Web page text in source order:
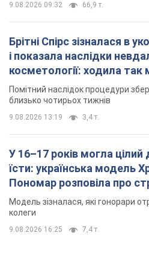
9.08.2026 09:32 66,9 т.
Брітні Спірс зізналася в
і показала наслідки
косметології: ходила
місяць
Помітний наслідок процедури
близько чотирьох тижнів
9.08.2026 13:19 3,4 т.
У 16–17 років могла цілий
їсти: українська модель
Пономар розповіла про
модельної кар’єри
Модель зізналася, які гонорари
колеги
9.08.2026 16:25 7,4 т.